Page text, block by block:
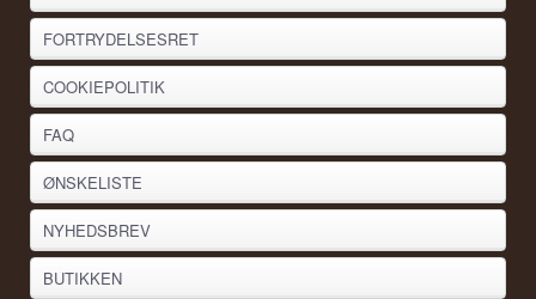
FORTRYDELSESRET
COOKIEPOLITIK
FAQ
ØNSKELISTE
NYHEDSBREV
BUTIKKEN